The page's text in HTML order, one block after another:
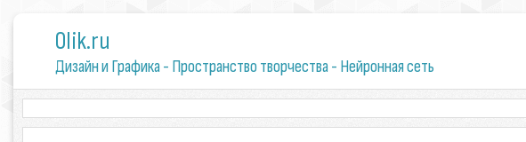
0lik.ru
Дизайн и Графика - Пространство творчества - Нейронная сеть